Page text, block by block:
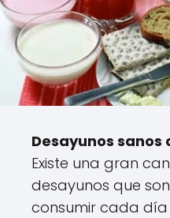
Desayunos sanos
Existe una gran
desayunos que
consumir cada